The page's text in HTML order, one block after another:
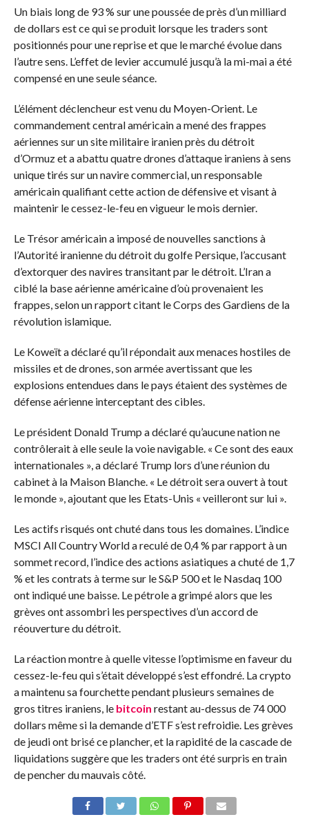
Un biais long de 93 % sur une poussée de près d’un milliard
de dollars est ce qui se produit lorsque les traders sont
positionnés pour une reprise et que le marché évolue dans
l’autre sens. L’effet de levier accumulé jusqu’à la mi-mai a été
compensé en une seule séance.
L’élément déclencheur est venu du Moyen-Orient. Le
commandement central américain a mené des frappes
aériennes sur un site militaire iranien près du détroit
d’Ormuz et a abattu quatre drones d’attaque iraniens à sens
unique tirés sur un navire commercial, un responsable
américain qualifiant cette action de défensive et visant à
maintenir le cessez-le-feu en vigueur le mois dernier.
Le Trésor américain a imposé de nouvelles sanctions à
l’Autorité iranienne du détroit du golfe Persique, l’accusant
d’extorquer des navires transitant par le détroit. L’Iran a
ciblé la base aérienne américaine d’où provenaient les
frappes, selon un rapport citant le Corps des Gardiens de la
révolution islamique.
Le Koweït a déclaré qu’il répondait aux menaces hostiles de
missiles et de drones, son armée avertissant que les
explosions entendues dans le pays étaient des systèmes de
défense aérienne interceptant des cibles.
Le président Donald Trump a déclaré qu’aucune nation ne
contrôlerait à elle seule la voie navigable. « Ce sont des eaux
internationales », a déclaré Trump lors d’une réunion du
cabinet à la Maison Blanche. « Le détroit sera ouvert à tout
le monde », ajoutant que les Etats-Unis « veilleront sur lui ».
Les actifs risqués ont chuté dans tous les domaines. L’indice
MSCI All Country World a reculé de 0,4 % par rapport à un
sommet record, l’indice des actions asiatiques a chuté de 1,7
% et les contrats à terme sur le S&P 500 et le Nasdaq 100
ont indiqué une baisse. Le pétrole a grimpé alors que les
grèves ont assombri les perspectives d’un accord de
réouverture du détroit.
La réaction montre à quelle vitesse l’optimisme en faveur du
cessez-le-feu qui s’était développé s’est effondré. La crypto
a maintenu sa fourchette pendant plusieurs semaines de
gros titres iraniens, le bitcoin restant au-dessus de 74 000
dollars même si la demande d’ETF s’est refroidie. Les grèves
de jeudi ont brisé ce plancher, et la rapidité de la cascade de
liquidations suggère que les traders ont été surpris en train
de pencher du mauvais côté.